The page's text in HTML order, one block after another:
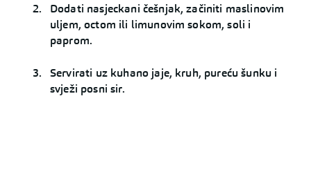
Dodati nasjeckani češnjak, začiniti maslinovim
uljem, octom ili limunovim sokom, soli i
paprom.
Servirati uz kuhano jaje, kruh, pureću šunku i
svježi posni sir.